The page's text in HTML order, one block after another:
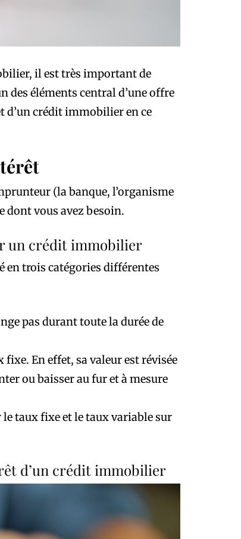
il est très important de
des éléments central d’une offre
d’un crédit immobilier en ce
(la banque, l’organisme
dont vous avez besoin.
un crédit immobilier
en trois catégories différentes
pas durant toute la durée de
En effet, sa valeur est révisée
ou baisser au fur et à mesure
taux fixe et le taux variable sur
d’un crédit immobilier